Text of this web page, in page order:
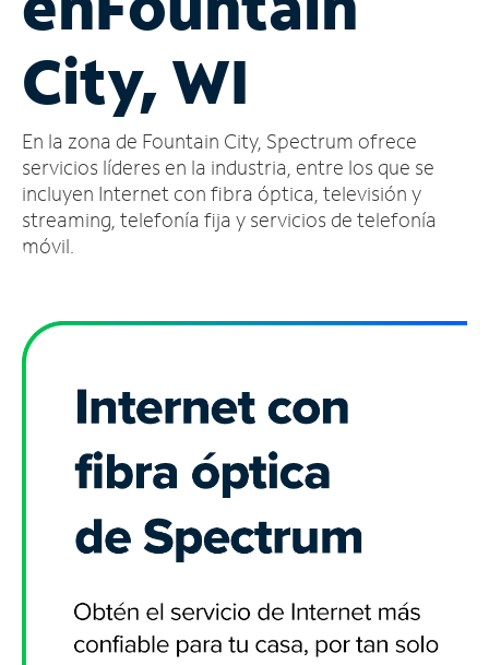
cuenta
Encuentra
tienda
City, WI
En la zona de Fountain City, Spectrum ofrece
servicios líderes en la industria, entre los que se
incluyen Internet con fibra óptica, televisión y
streaming, telefonía fija y servicios de telefonía
móvil.